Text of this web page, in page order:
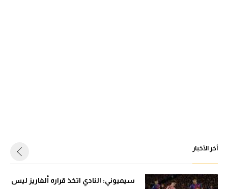
أخر الأخبار
سيميوني: النادي اتخذ قراره ألفاريز ليس